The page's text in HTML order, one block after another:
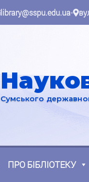
library@sspu.edu.ua•
Сумського
ПРО БІБЛІОТЕКУ